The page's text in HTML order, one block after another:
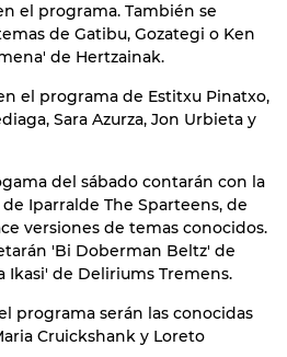
el programa. También se
de Gatibu, Gozategi o Ken
de Hertzainak.
el programa de Estitxu Pinatxo,
Sara Azurza, Jon Urbieta y
del sábado contarán con la
Iparralde The Sparteens, de
versiones de temas conocidos.
'Bi Doberman Beltz' de
Ikasi' de Deliriums Tremens.
programa serán las conocidas
Cruickshank y Loreto